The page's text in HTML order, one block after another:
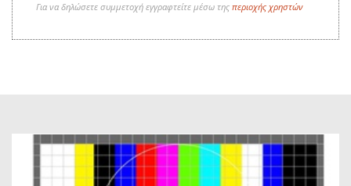
Για να δηλώσετε συμμετοχή εγγραφτείτε μέσω της περιοχής χρηστών